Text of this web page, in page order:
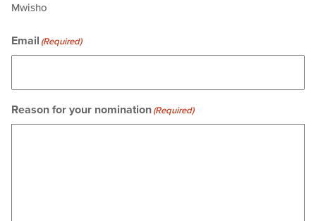
Mwisho
Email (Required)
Reason for your nomination(Required)